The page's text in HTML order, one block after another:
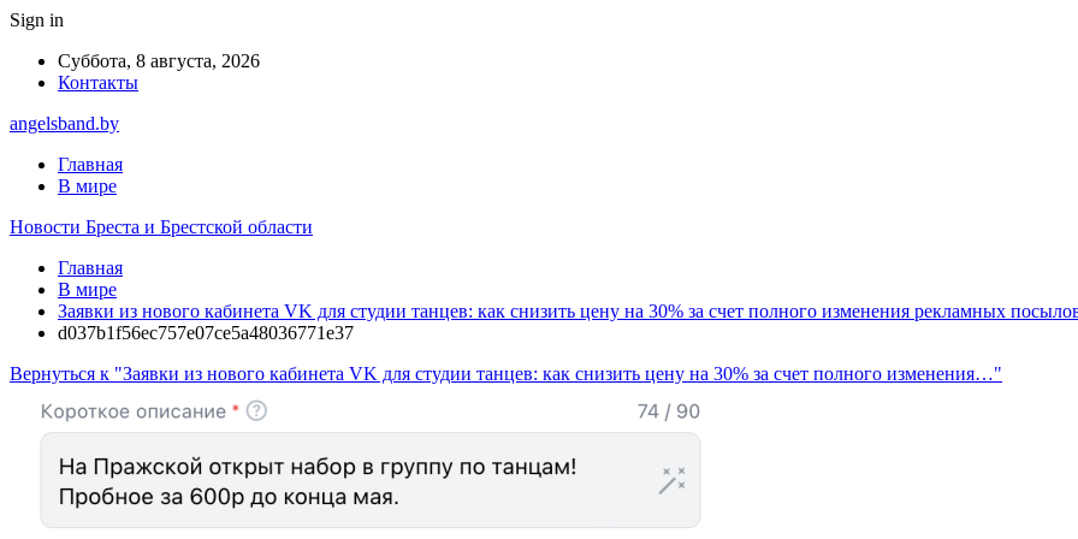
Sign in
Суббота, 8 августа, 2026
Контакты
angelsband.by
Главная
В мире
Новости Бреста и Брестской области
Главная
В мире
Заявки из нового кабинета VK для студии танцев: как снизить цену на 30% за счет полного изменения рекламных
d037b1f56ec757e07ce5a48036771e37
Вернуться к "Заявки из нового кабинета VK для студии танцев: как снизить цену на 30% за счет полного изменения…"